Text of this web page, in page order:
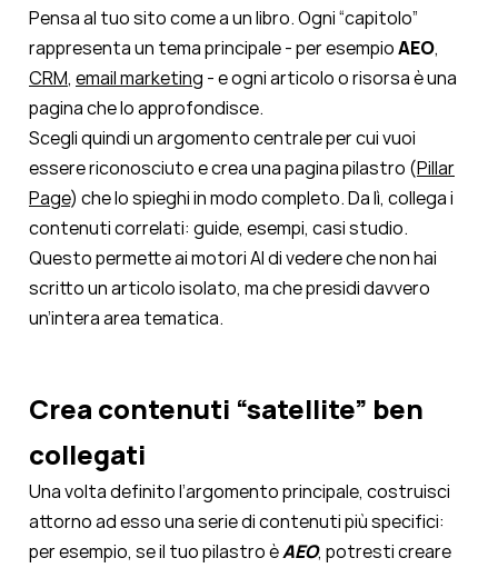
Pensa al tuo sito come a un libro. Ogni “capitolo”
rappresenta un tema principale - per esempioAEO,
CRM, email marketing - e ogni articolo o risorsa è una
pagina che lo approfondisce.
Scegli quindi un argomento centrale per cui vuoi
essere riconosciuto e crea una pagina pilastro (Pillar
Page) che lo spieghi in modo completo. Da lì, collega i
contenuti correlati: guide, esempi, casi studio.
Questo permette ai motori AI di vedere che non hai
scritto un articolo isolato, ma che presidi davvero
un’intera area tematica.
Crea contenuti “satellite” ben
collegati
Una volta definito l’argomento principale, costruisci
attorno ad esso una serie di contenuti più specifici:
per esempio, se il tuo pilastro èAEO, potresti creare